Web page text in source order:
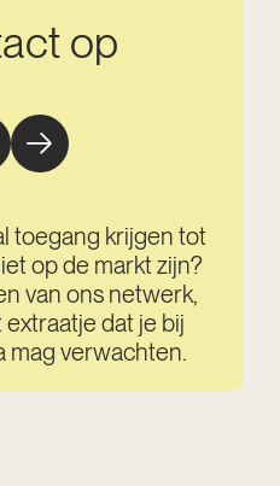
op
toegang krijgen tot
op de markt zijn?
van ons netwerk,
dat je bij
mag verwachten.